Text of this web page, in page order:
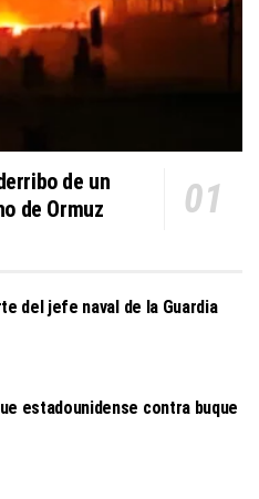
de un
de Ormuz
del jefe naval de la Guardia
estadounidense contra buque